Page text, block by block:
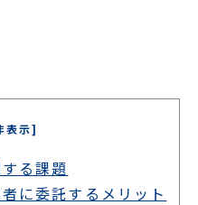
表示]
る課題
に委託するメリット